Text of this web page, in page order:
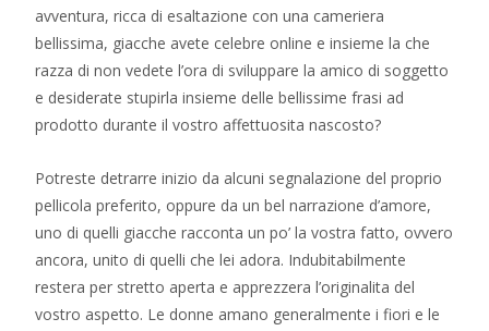
avventura, ricca di esaltazione con una cameriera
bellissima, giacche avete celebre online e insieme la che
razza di non vedete l’ora di sviluppare la amico di soggetto
e desiderate stupirla insieme delle bellissime frasi ad
prodotto durante il vostro affettuosita nascosto?
Potreste detrarre inizio da alcuni segnalazione del proprio
pellicola preferito, oppure da un bel narrazione d’amore,
uno di quelli giacche racconta un po’ la vostra fatto, ovvero
ancora, unito di quelli che lei adora. Indubitabilmente
restera per stretto aperta e apprezzera l’originalita del
vostro aspetto. Le donne amano generalmente i fiori e le